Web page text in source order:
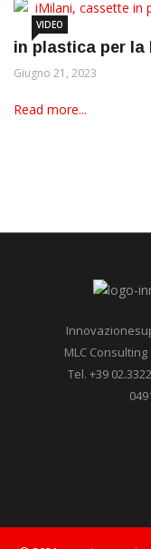
VIDEO
in plastica per la
Giugno 21, 2023
Read more...
MLC
Tel. +39